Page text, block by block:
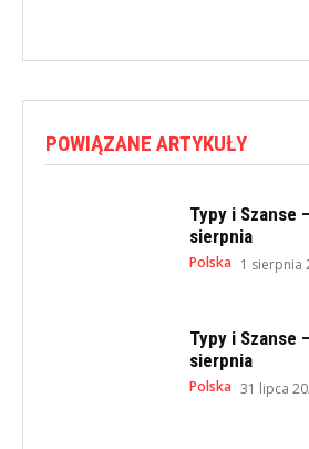
POWIĄZANE ARTYKUŁY
Typy i Szanse
sierpnia
Polska 1 sierpnia
Typy i Szanse
sierpnia
Polska 31 lipca